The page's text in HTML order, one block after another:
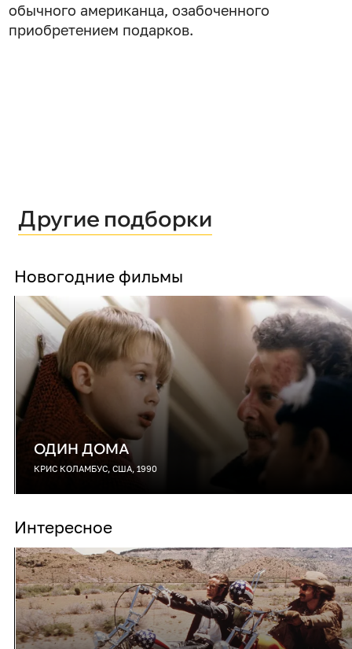
обычного американца, озабоченного
приобретением подарков.
Другие подборки
Новогодние фильмы
ОДИН ДОМА
КРИС КОЛАМБУС, США, 1990
Интересное